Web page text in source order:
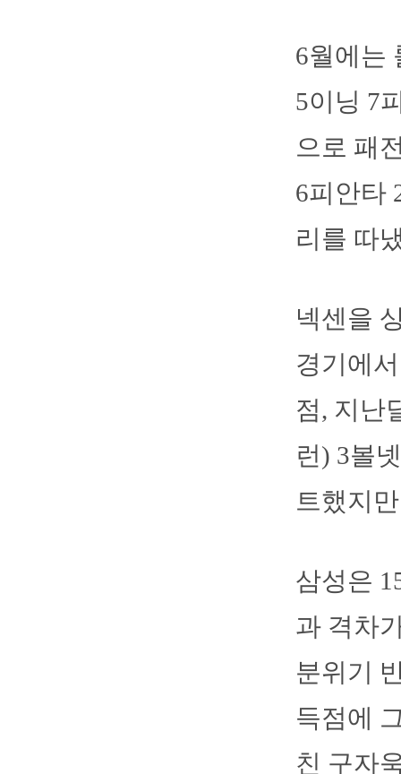
6월에는
5이닝 7
으로 패
6피안타
리를 따
넥센을
경기에
점, 지난
런) 3볼
트했지
삼성은
과 격차
분위기
득점에
친 구자